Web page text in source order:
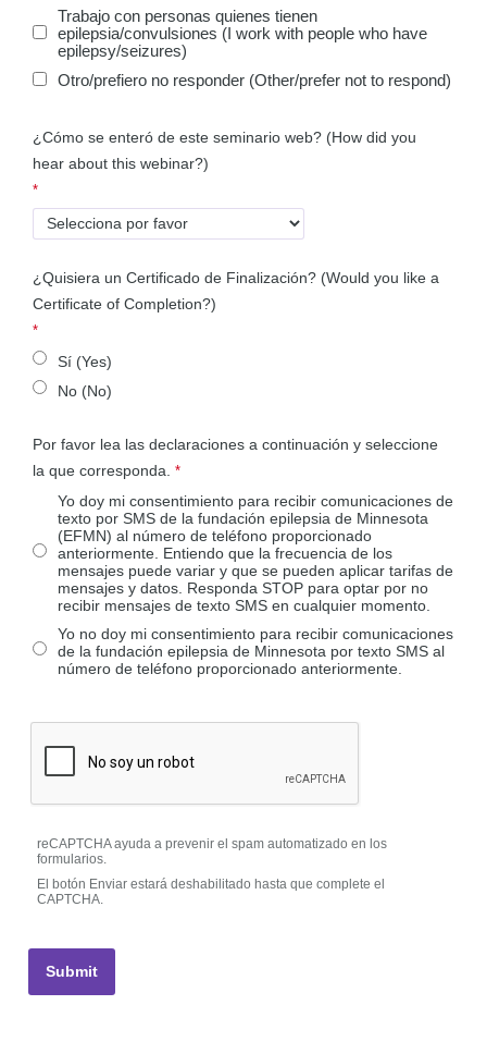
Trabajo con personas quienes tienen
epilepsia/convulsiones (I work with people who have
epilepsy/seizures)
Otro/prefiero no responder (Other/prefer not to respond)
¿Cómo se enteró de este seminario web? (How did you
hear about this webinar?)
¿Quisiera un Certificado de Finalización? (Would you like a
Certificate of Completion?)
Sí (Yes)
No (No)
Por favor lea las declaraciones a continuación y seleccione
la que corresponda.
Yo doy mi consentimiento para recibir comunicaciones de
texto por SMS de la fundación epilepsia de Minnesota
(EFMN) al número de teléfono proporcionado
anteriormente. Entiendo que la frecuencia de los
mensajes puede variar y que se pueden aplicar tarifas de
mensajes y datos. Responda STOP para optar por no
recibir mensajes de texto SMS en cualquier momento.
Yo no doy mi consentimiento para recibir comunicaciones
de la fundación epilepsia de Minnesota por texto SMS al
número de teléfono proporcionado anteriormente.
reCAPTCHA ayuda a prevenir el spam automatizado en los
formularios.
El botón Enviar estará deshabilitado hasta que complete el
CAPTCHA.